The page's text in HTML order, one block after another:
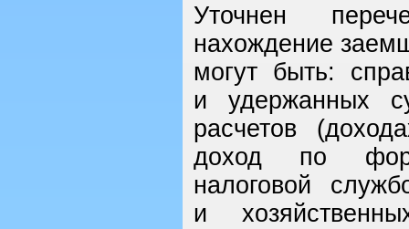
Уточнен
нахождение
могут быть:
и удержанных
расчетов
доход по
налоговой
и